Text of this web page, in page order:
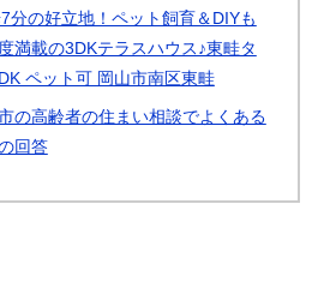
分の好立地！ペット飼育＆DIYも
満載の3DKテラスハウス♪東畦タ
ペット可 岡山市南区東畦
の高齢者の住まい相談でよくある
回答